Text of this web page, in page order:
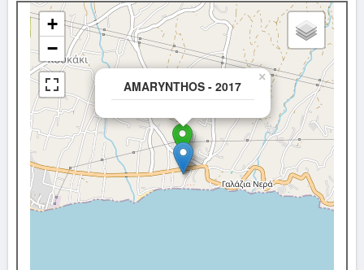
AMARYNTHOS - 2017
×
+
−